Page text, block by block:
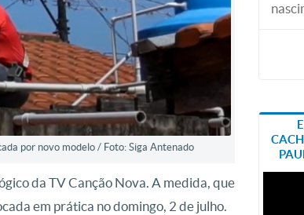
por novo modelo / Foto: Siga Antenado
da TV Canção Nova. A medida, que
em prática no domingo, 2 de julho.